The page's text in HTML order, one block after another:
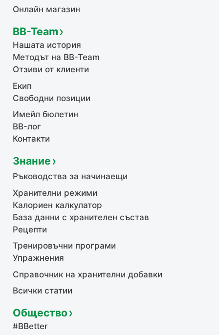
Онлайн магазин
BB-Team
Нашата история
Методът на BB-Team
Отзиви от клиенти
Екип
Свободни позиции
Имейл бюлетин
BB-лог
Контакти
Знание
Ръководства за начинаещи
Хранителни режими
Калориен калкулатор
База данни с хранителен състав
Рецепти
Тренировъчни програми
Упражнения
Справочник на хранителни добавки
Всички статии
Общество
#BBetter